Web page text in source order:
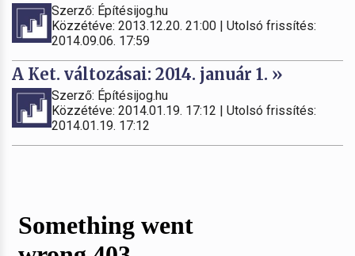
Szerző: Építésijog.hu
Közzétéve: 2013.12.20. 21:00 | Utolsó frissítés:
2014.09.06. 17:59
A Ket. változásai: 2014. január 1. »
Szerző: Építésijog.hu
Közzétéve: 2014.01.19. 17:12 | Utolsó frissítés:
2014.01.19. 17:12